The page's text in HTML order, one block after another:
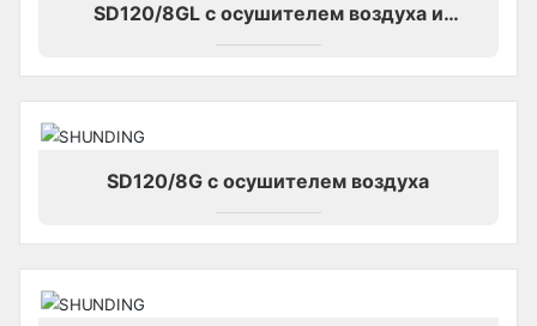
SD120/8GL с осушителем воздуха и
охладителем воздуха
SD120/8G с осушителем воздуха